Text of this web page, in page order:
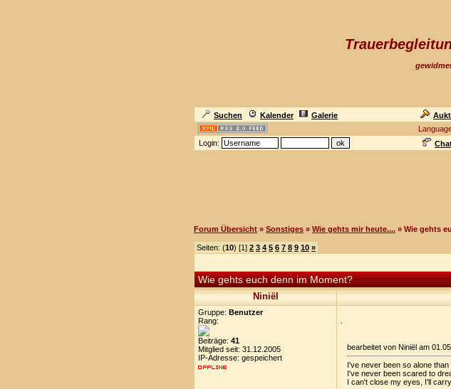
Suchen Kalender Galerie
Login:
Forum Übersicht » Sonstiges » Wie gehts mir heute.... » Wie gehts
Seiten: (10) [1] 2 3 4 5 6 7 8 9 10 »
Wie gehts euch denn im Moment?
Niniël
Gruppe: Benutzer
Rang:
Beiträge: 41
Mitglied seit: 31.12.2005
IP-Adresse: gespeichert
bearbeitet von Niniël am
I've never been so alone than
I've never been scared to
I can't close my eyes, I'll